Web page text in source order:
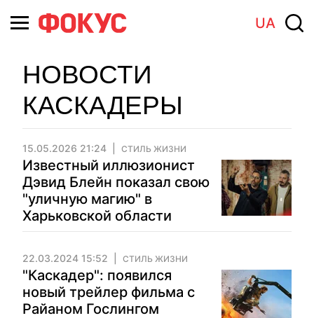
UA
НОВОСТИ
КАСКАДЕРЫ
15.05.2026 21:24 СТИЛЬ ЖИЗНИ
Известный иллюзионист
Дэвид Блейн показал свою
"уличную магию" в
Харьковской области
22.03.2024 15:52 СТИЛЬ ЖИЗНИ
"Каскадер": появился
новый трейлер фильма с
Райаном Гослингом